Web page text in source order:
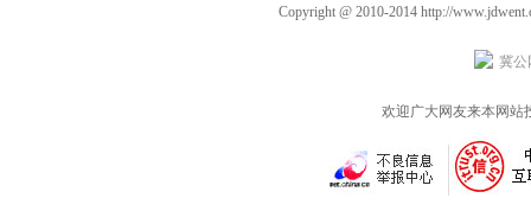
Copyright @ 2010-2014 http://
冀公
欢迎广大网友来本网站